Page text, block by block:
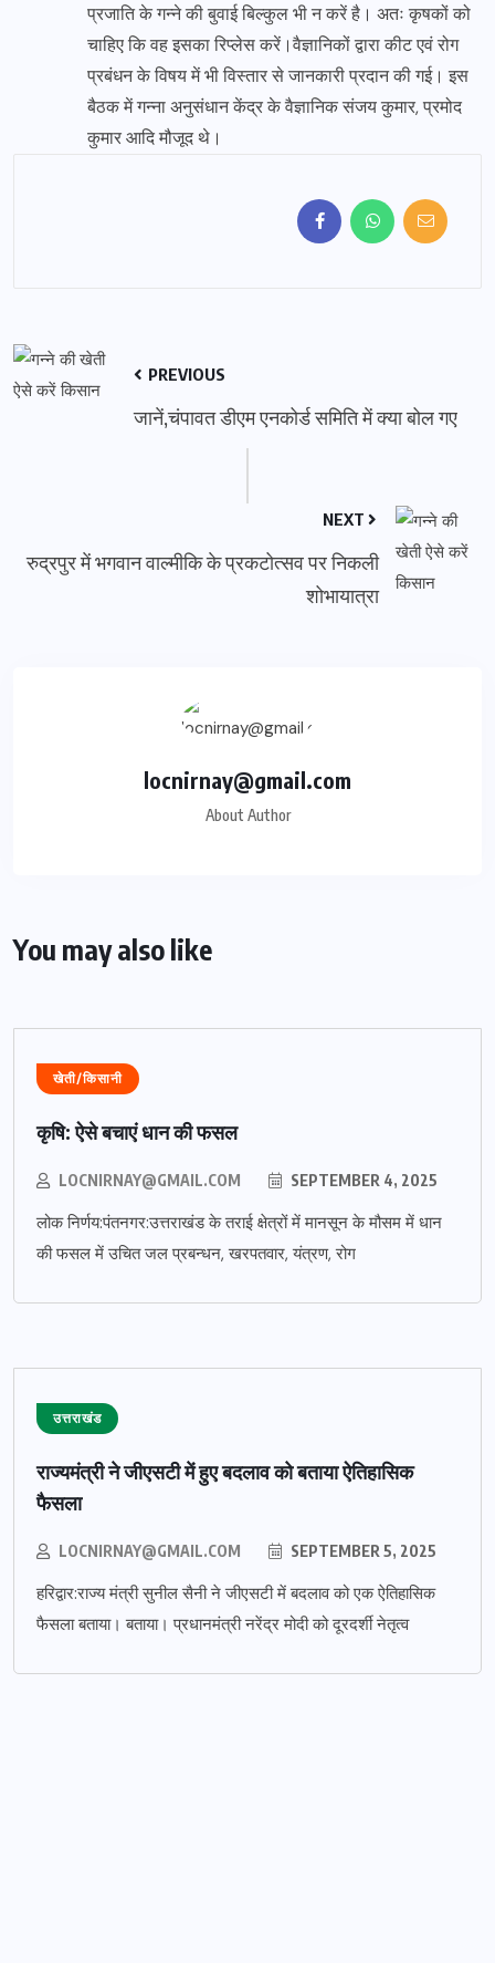
प्रजाति के गन्ने की बुवाई बिल्कुल भी न करें है। अतः कृषकों को
चाहिए कि वह इसका रिप्लेस करें।वैज्ञानिकों द्वारा कीट एवं रोग
प्रबंधन के विषय में भी विस्तार से जानकारी प्रदान की गई। इस
बैठक में गन्ना अनुसंधान केंद्र के वैज्ञानिक संजय कुमार, प्रमोद
कुमार आदि मौजूद थे।
PREVIOUS
जानें,चंपावत डीएम एनकोर्ड समिति में क्या बोल गए
NEXT
रुद्रपुर में भगवान वाल्मीकि के प्रकटोत्सव पर निकली
शोभायात्रा
locnirnay@gmail.com
About Author
You may also like
खेती/किसानी
कृषि: ऐसे बचाएं धान की फसल
LOCNIRNAY@GMAIL.COM SEPTEMBER 4, 2025
लोक निर्णय:पंतनगर:उत्तराखंड के तराई क्षेत्रों में मानसून के मौसम में धान
की फसल में उचित जल प्रबन्धन, खरपतवार, यंत्रण, रोग
उत्तराखंड
राज्यमंत्री ने जीएसटी में हुए बदलाव को बताया ऐतिहासिक
फैसला
LOCNIRNAY@GMAIL.COM SEPTEMBER 5, 2025
हरिद्वार:राज्य मंत्री सुनील सैनी ने जीएसटी में बदलाव को एक ऐतिहासिक
फैसला बताया। बताया। प्रधानमंत्री नरेंद्र मोदी को दूरदर्शी नेतृत्व